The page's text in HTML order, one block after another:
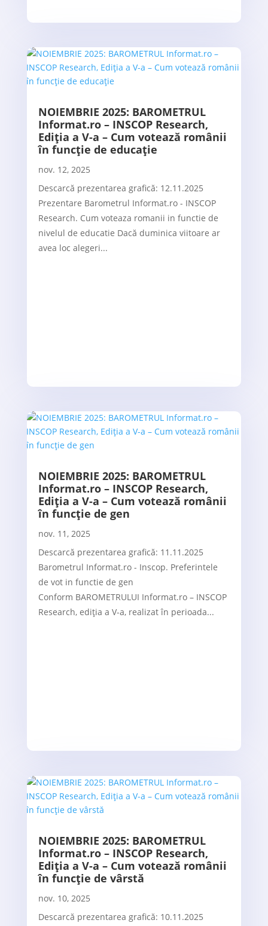
NOIEMBRIE 2025: BAROMETRUL
Informat.ro – INSCOP Research,
Ediția a V-a – Cum votează românii
în funcție de educație
nov. 12, 2025
Descarcă prezentarea grafică: 12.11.2025
Prezentare Barometrul Informat.ro - INSCOP
Research. Cum voteaza romanii in functie de
nivelul de educatie Dacă duminica viitoare ar
avea loc alegeri...
NOIEMBRIE 2025: BAROMETRUL
Informat.ro – INSCOP Research,
Ediția a V-a – Cum votează românii
în funcție de gen
nov. 11, 2025
Descarcă prezentarea grafică: 11.11.2025
Barometrul Informat.ro - Inscop. Preferintele
de vot in functie de gen
Conform BAROMETRULUI Informat.ro – INSCOP
Research, ediția a V-a, realizat în perioada...
NOIEMBRIE 2025: BAROMETRUL
Informat.ro – INSCOP Research,
Ediția a V-a – Cum votează românii
în funcție de vârstă
nov. 10, 2025
Descarcă prezentarea grafică: 10.11.2025